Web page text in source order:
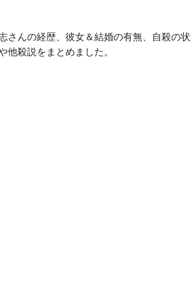
さんの経歴、彼女＆結婚の有無、自殺の
他殺説をまとめました。